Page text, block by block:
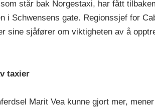
står bak Norgestaxi, har fått
i Schwensens gate. Regionssjef for
sine sjåfører om viktigheten av å
taxier
Marit Vea kunne gjort mer,